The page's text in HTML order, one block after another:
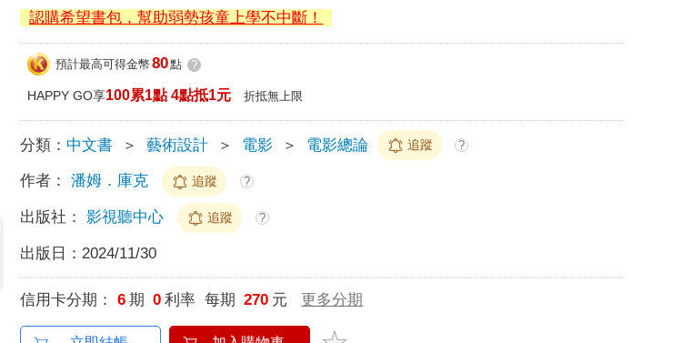
認購希望書包，幫助弱勢孩童上學不中斷！
預計最高可得金幣 80點 ?
HAPPY GO享100累1點 4點抵1元 折抵無上限
分類： 中文書 ＞ 藝術設計 ＞ 電影 ＞ 電影總論 追蹤 ?
作者： 潘姆．庫克 追蹤 ?
出版社： 影視聽中心 追蹤 ?
出版日： 2024/11/30
信用卡分期： 6 期 0 利率 每期 270 元 更多分期